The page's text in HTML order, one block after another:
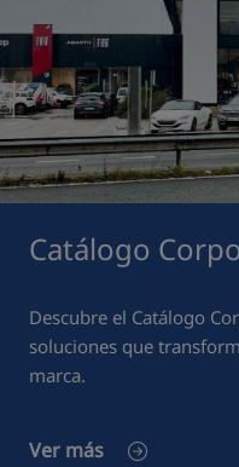
Catálogo
Descubre el Catálogo
soluciones que
marca.
Ver más